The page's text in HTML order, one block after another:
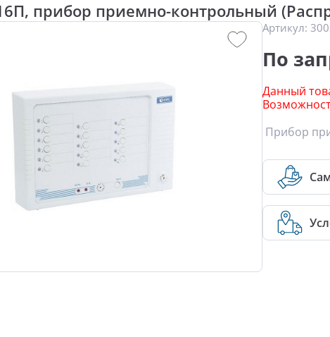
прибор приемно-контрольный
Артикул:
По
Данный
Прибор